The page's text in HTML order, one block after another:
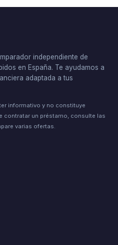
independiente de
en España. Te ayudamos a
adaptada a tus
informativo y no constituye
contratar un préstamo, consulte las
varias ofertas.